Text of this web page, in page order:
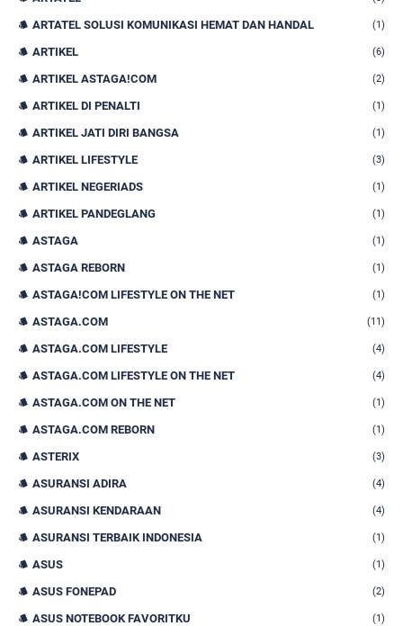
ARTATEL SOLUSI KOMUNIKASI HEMAT DAN HANDAL (1)
ARTIKEL (6)
ARTIKEL ASTAGA!COM (2)
ARTIKEL DI PENALTI (1)
ARTIKEL JATI DIRI BANGSA (1)
ARTIKEL LIFESTYLE (3)
ARTIKEL NEGERIADS (1)
ARTIKEL PANDEGLANG (1)
ASTAGA (1)
ASTAGA REBORN (1)
ASTAGA!COM LIFESTYLE ON THE NET (1)
ASTAGA.COM (11)
ASTAGA.COM LIFESTYLE (4)
ASTAGA.COM LIFESTYLE ON THE NET (4)
ASTAGA.COM ON THE NET (1)
ASTAGA.COM REBORN (1)
ASTERIX (3)
ASURANSI ADIRA (4)
ASURANSI KENDARAAN (4)
ASURANSI TERBAIK INDONESIA (1)
ASUS (1)
ASUS FONEPAD (2)
ASUS NOTEBOOK FAVORITKU (1)